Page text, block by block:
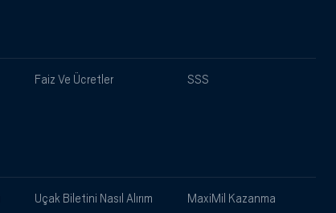
Faiz Ve Ücretler
SSS
Uçak Biletini Nasıl Alırım MaxiMil Kazanma